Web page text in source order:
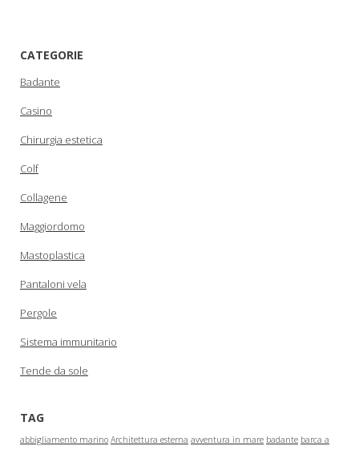
CATEGORIE
Badante
Casino
Chirurgia estetica
Colf
Collagene
Maggiordomo
Mastoplastica
Pantaloni vela
Pergole
Sistema immunitario
Tende da sole
TAG
abbigliamento marino Architettura esterna avventura in mare badante barca a